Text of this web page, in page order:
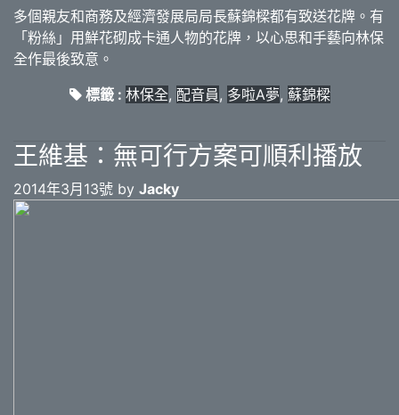
多個親友和商務及經濟發展局局長蘇錦樑都有致送花牌。有
「粉絲」用鮮花砌成卡通人物的花牌，以心思和手藝向林保
全作最後致意。
標籤 : 林保全, 配音員, 多啦A夢, 蘇錦樑
王維基：無可行方案可順利播放
2014年3月13號 by Jacky